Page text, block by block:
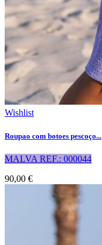
Wishlist
Roupao com botoes pescoço...
MALVA REF.: 000044
90,00 €